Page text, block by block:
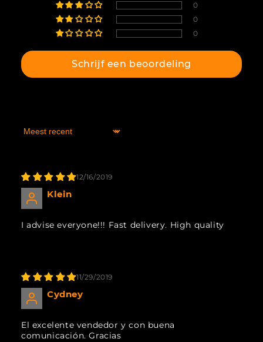
0
0
0
Schrijf een beoordeling
Sort by
12/16/2019
Klein
I advise everyone!!! Fast delivery. High quality
11/29/2019
Cydney
El excelente vendedor y con buena
comunicación. Gracias